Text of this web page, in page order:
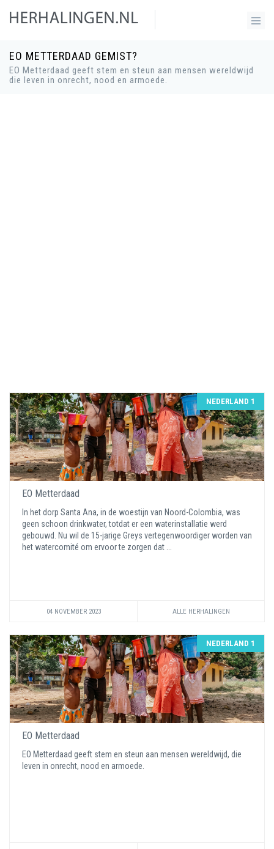
EO METTERDAAD GEMIST?
EO Metterdaad geeft stem en steun aan mensen wereldwijd
die leven in onrecht, nood en armoede.
NEDERLAND 1
EO Metterdaad
In het dorp Santa Ana, in de woestijn van Noord-Colombia, was
geen schoon drinkwater, totdat er een waterinstallatie werd
gebouwd. Nu wil de 15-jarige Greys vertegenwoordiger worden van
het watercomité om ervoor te zorgen dat ...
04 NOVEMBER 2023 ALLE HERHALINGEN
NEDERLAND 1
EO Metterdaad
EO Metterdaad geeft stem en steun aan mensen wereldwijd, die
leven in onrecht, nood en armoede.